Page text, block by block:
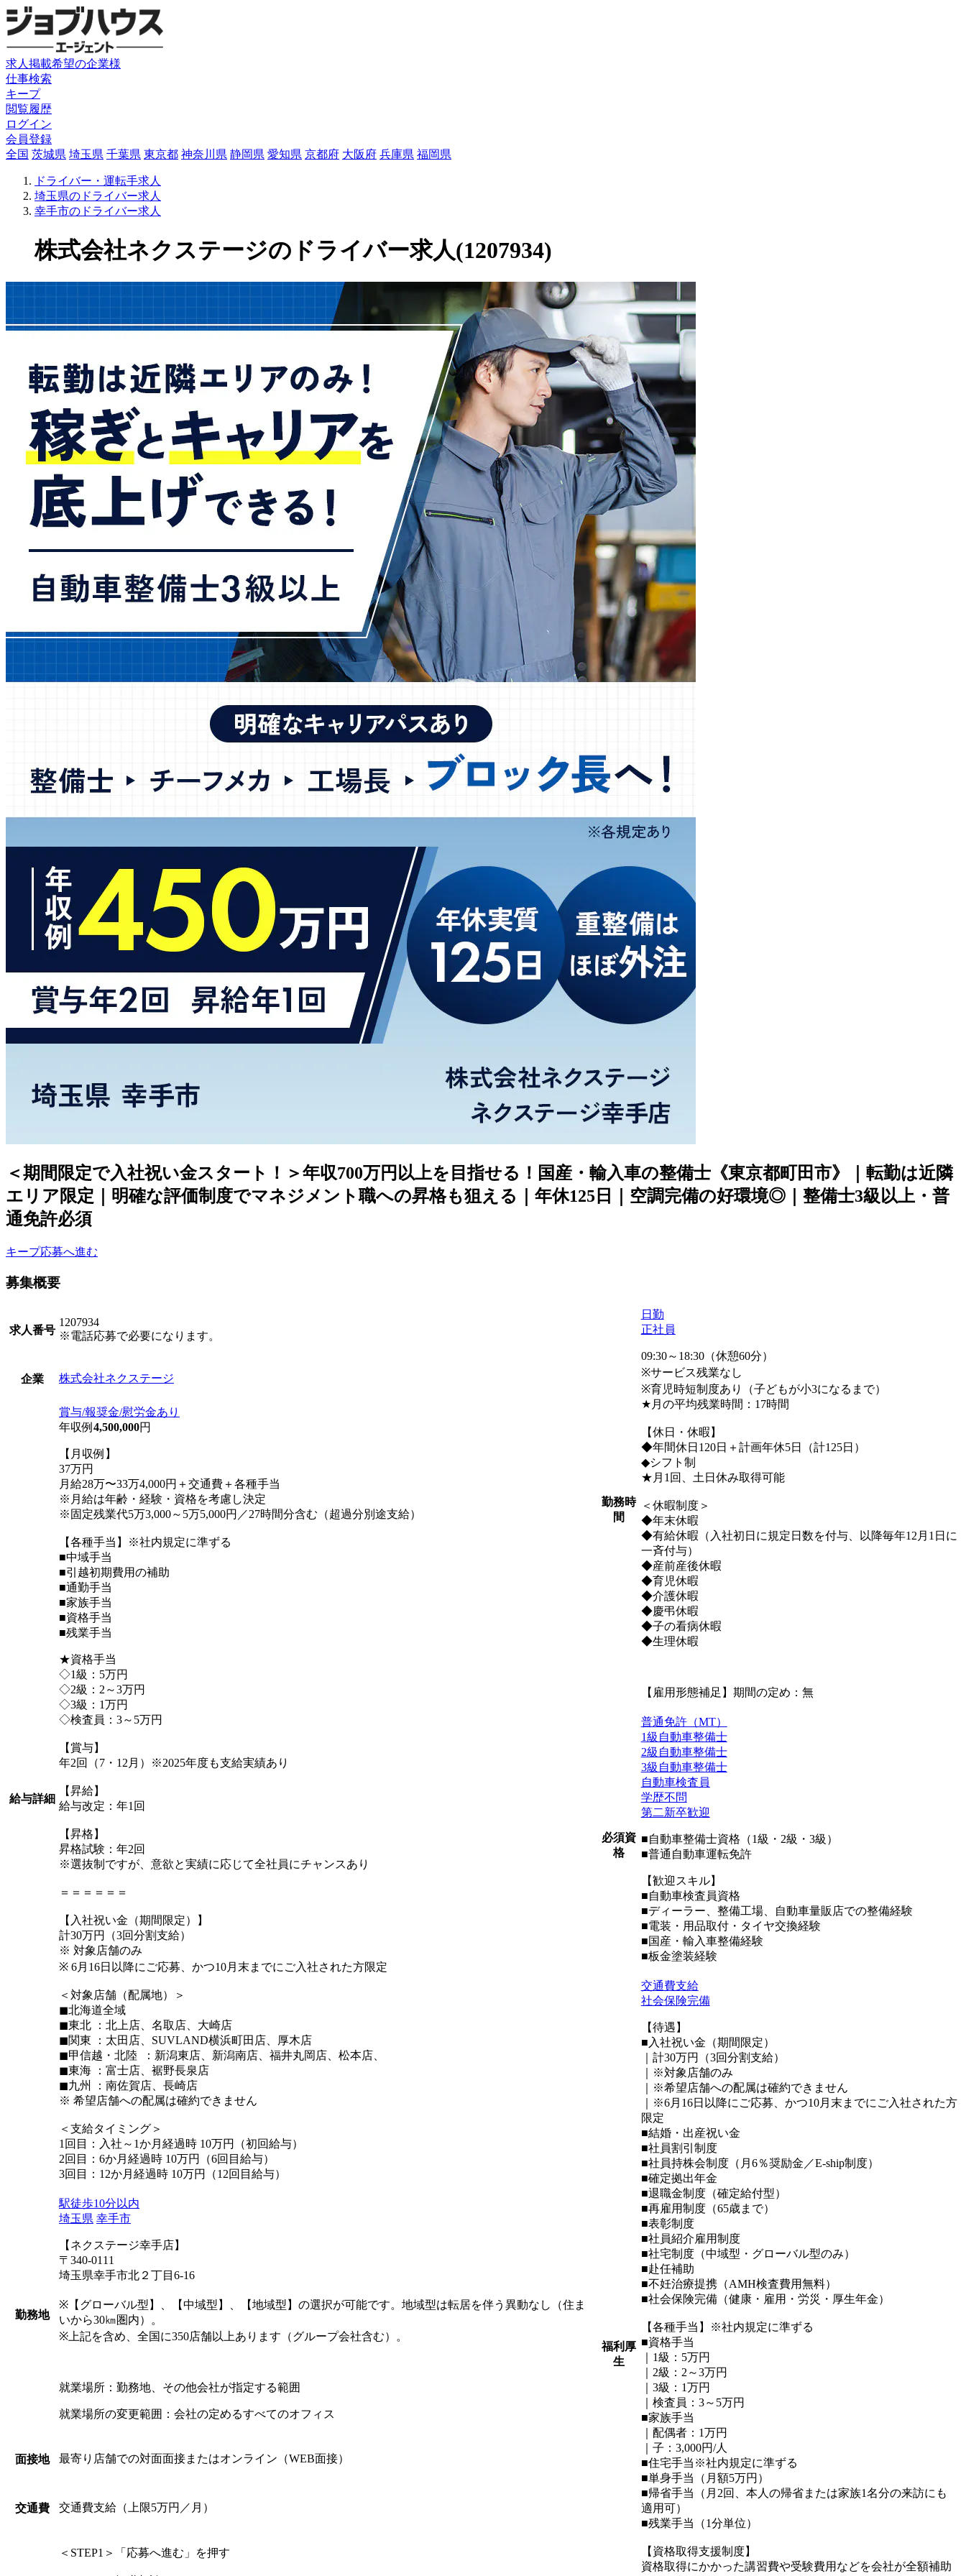
求人掲載希望の企業様
仕事検索
キープ
閲覧履歴
ログイン
会員登録
全国 茨城県 埼玉県 千葉県 東京都 神奈川県 静岡県 愛知県 京都府 大阪府 兵庫県 福岡県
ドライバー・運転手求人
埼玉県のドライバー求人
幸手市のドライバー求人
株式会社ネクステージのドライバー求人(1207934)
＜期間限定で入社祝い金スタート！＞年収700万円以上を目指せる！国産・輸入車の整備士《東京都町田市》｜転勤は近隣
エリア限定｜明確な評価制度でマネジメント職への昇格も狙える｜年休125日｜空調完備の好環境◎｜整備士3級以上・普
通免許必須
キープ応募へ進む
募集概要
求人番号
1207934
※電話応募で必要になります。
企業 株式会社ネクステージ
給与詳細
賞与/報奨金/慰労金あり
年収例 4,500,000円
【月収例】
37万円
月給28万〜33万4,000円＋交通費＋各種手当
※月給は年齢・経験・資格を考慮し決定
※固定残業代5万3,000～5万5,000円／27時間分含む（超過分別途支給）
【各種手当】※社内規定に準ずる
■中域手当
■引越初期費用の補助
■通勤手当
■家族手当
■資格手当
■残業手当
★資格手当
◇1級：5万円
◇2級：2～3万円
◇3級：1万円
◇検査員：3～5万円
【賞与】
年2回（7・12月）※2025年度も支給実績あり
【昇給】
給与改定：年1回
【昇格】
昇格試験：年2回
※選抜制ですが、意欲と実績に応じて全社員にチャンスあり
＝＝＝＝＝＝
【入社祝い金（期間限定）】
計30万円（3回分割支給）
※ 対象店舗のみ
※ 6月16日以降にご応募、かつ10月末までにご入社された方限定
＜対象店舗（配属地）＞
◼︎北海道全域
◼︎東北 ：北上店、名取店、大崎店
◼︎関東 ：太田店、SUVLAND横浜町田店、厚木店
◼︎甲信越・北陸 ：新潟東店、新潟南店、福井丸岡店、松本店、
◼︎東海 ：富士店、裾野長泉店
◼︎九州 ：南佐賀店、長崎店
※ 希望店舗への配属は確約できません
＜支給タイミング＞
1回目：入社～1か月経過時 10万円（初回給与）
2回目：6か月経過時 10万円（6回目給与）
3回目：12か月経過時 10万円（12回目給与）
勤務地
駅徒歩10分以内
埼玉県 幸手市
【ネクステージ幸手店】
〒340-0111
埼玉県幸手市北２丁目6-16
※【グローバル型】、【中域型】、【地域型】の選択が可能です。地域型は転居を伴う異動なし（住ま
いから30㎞圏内）。
※上記を含め、全国に350店舗以上あります（グループ会社含む）。
就業場所：勤務地、その他会社が指定する範囲
就業場所の変更範囲：会社の定めるすべてのオフィス
面接地 最寄り店舗での対面面接またはオンライン（WEB面接）
交通費 交通費支給（上限5万円／月）
＜STEP1＞「応募へ進む」を押す
勤務時
間
日勤
正社員
09:30～18:30（休憩60分）
※サービス残業なし
※育児時短制度あり（子どもが小3になるまで）
★月の平均残業時間：17時間
【休日・休暇】
◆年間休日120日＋計画年休5日（計125日）
◆シフト制
★月1回、土日休み取得可能
＜休暇制度＞
◆年末休暇
◆有給休暇（入社初日に規定日数を付与、以降毎年12月1日に
一斉付与）
◆産前産後休暇
◆育児休暇
◆介護休暇
◆慶弔休暇
◆子の看病休暇
◆生理休暇
【雇用形態補足】期間の定め：無
必須資
格
普通免許（MT）
1級自動車整備士
2級自動車整備士
3級自動車整備士
自動車検査員
学歴不問
第二新卒歓迎
■自動車整備士資格（1級・2級・3級）
■普通自動車運転免許
【歓迎スキル】
■自動車検査員資格
■ディーラー、整備工場、自動車量販店での整備経験
■電装・用品取付・タイヤ交換経験
■国産・輸入車整備経験
■板金塗装経験
福利厚
生
交通費支給
社会保険完備
【待遇】
■入社祝い金（期間限定）
｜計30万円（3回分割支給）
｜※対象店舗のみ
｜※希望店舗への配属は確約できません
｜※6月16日以降にご応募、かつ10月末までにご入社された方
限定
■結婚・出産祝い金
■社員割引制度
■社員持株会制度（月6％奨励金／E-ship制度）
■確定拠出年金
■退職金制度（確定給付型）
■再雇用制度（65歳まで）
■表彰制度
■社員紹介雇用制度
■社宅制度（中域型・グローバル型のみ）
■赴任補助
■不妊治療提携（AMH検査費用無料）
■社会保険完備（健康・雇用・労災・厚生年金）
【各種手当】※社内規定に準ずる
■資格手当
｜1級：5万円
｜2級：2～3万円
｜3級：1万円
｜検査員：3～5万円
■家族手当
｜配偶者：1万円
｜子：3,000円/人
■住宅手当※社内規定に準ずる
■単身手当（月額5万円）
■帰省手当（月2回、本人の帰省または家族1名分の来訪にも
適用可）
■残業手当（1分単位）
【資格取得支援制度】
資格取得にかかった講習費や受験費用などを会社が全額補助